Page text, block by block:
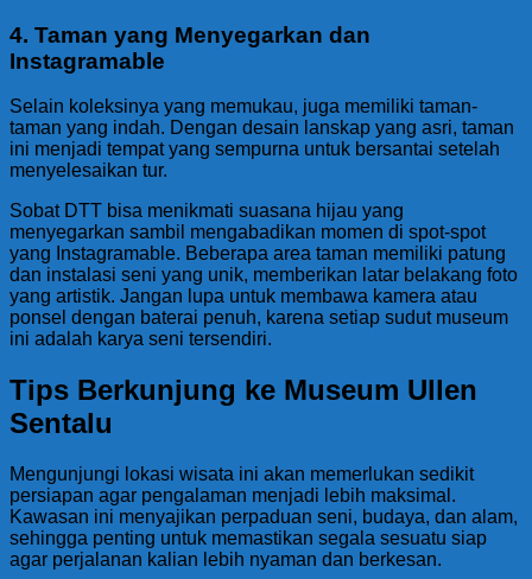
4. Taman yang Menyegarkan dan
Instagramable
Selain koleksinya yang memukau, juga memiliki taman-
taman yang indah. Dengan desain lanskap yang asri, taman
ini menjadi tempat yang sempurna untuk bersantai setelah
menyelesaikan tur.
Sobat DTT bisa menikmati suasana hijau yang
menyegarkan sambil mengabadikan momen di spot-spot
yang Instagramable. Beberapa area taman memiliki patung
dan instalasi seni yang unik, memberikan latar belakang foto
yang artistik. Jangan lupa untuk membawa kamera atau
ponsel dengan baterai penuh, karena setiap sudut museum
ini adalah karya seni tersendiri.
Tips Berkunjung ke Museum Ullen
Sentalu
Mengunjungi lokasi wisata ini akan memerlukan sedikit
persiapan agar pengalaman menjadi lebih maksimal.
Kawasan ini menyajikan perpaduan seni, budaya, dan alam,
sehingga penting untuk memastikan segala sesuatu siap
agar perjalanan kalian lebih nyaman dan berkesan.